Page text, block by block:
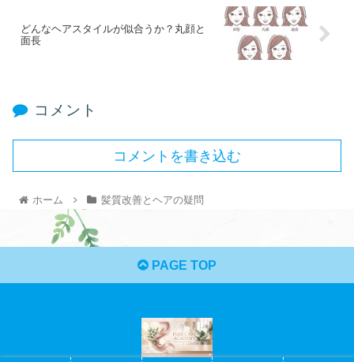
どんなヘアスタイルが似合うか？丸顔と
面長
コメント
コメントを書き込む
ホーム 髪質改善とヘアの疑問
PAGE TOP